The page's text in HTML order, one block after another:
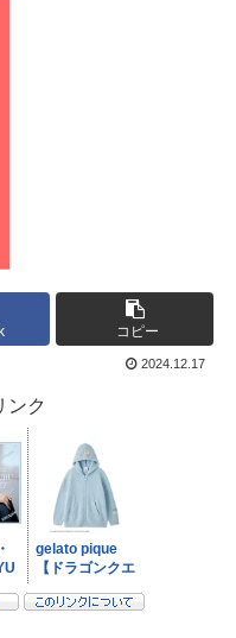
コピー
2024.12.17
ンク